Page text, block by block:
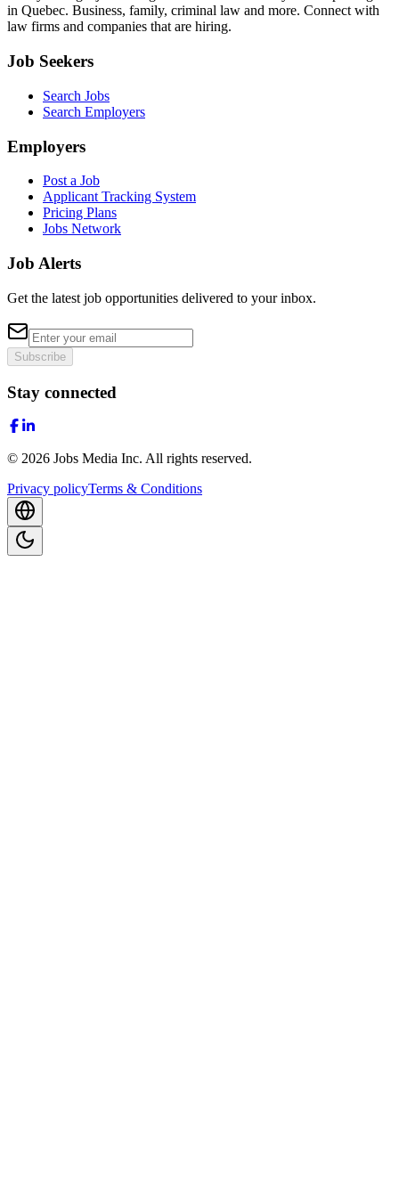
in Quebec. Business, family, criminal law and more. Connect with
law firms and companies that are hiring.
Job Seekers
Search Jobs
Search Employers
Employers
Post a Job
Applicant Tracking System
Pricing Plans
Jobs Network
Job Alerts
Get the latest job opportunities delivered to your inbox.
Subscribe
Stay connected
© 2026 Jobs Media Inc. All rights reserved.
Privacy policyTerms & Conditions